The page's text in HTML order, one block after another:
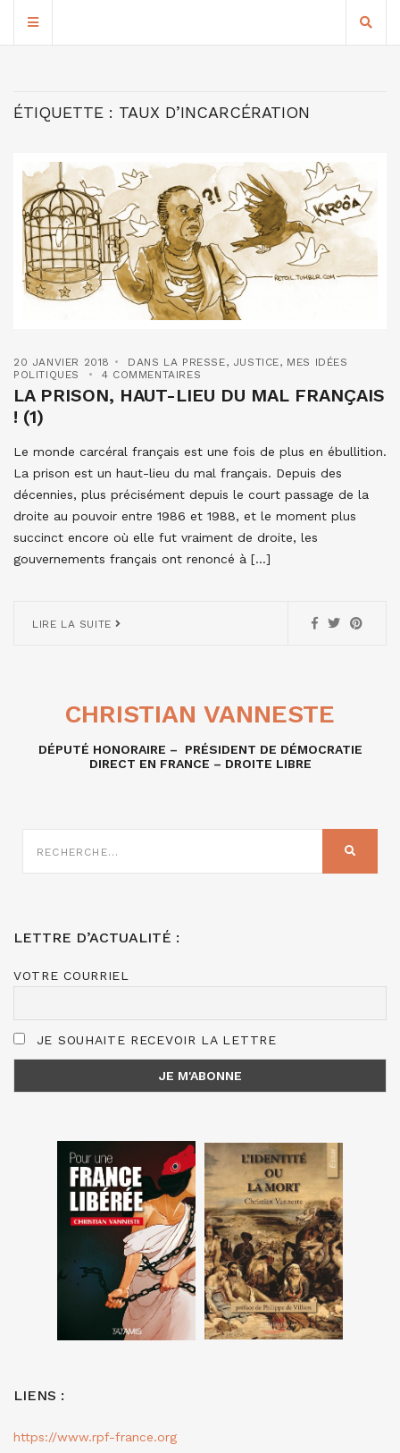
ÉTIQUETTE : TAUX D’INCARCÉRATION
20 JANVIER 2018 DANS LA PRESSE, JUSTICE, MES IDÉES
POLITIQUES
4 COMMENTAIRES
LA PRISON, HAUT-LIEU DU MAL FRANÇAIS
! (1)
Le monde carcéral français est une fois de plus en ébullition.
La prison est un haut-lieu du mal français. Depuis des
décennies, plus précisément depuis le court passage de la
droite au pouvoir entre 1986 et 1988, et le moment plus
succinct encore où elle fut vraiment de droite, les
gouvernements français ont renoncé à […]
LIRE LA SUITE
CHRISTIAN VANNESTE
DÉPUTÉ HONORAIRE – PRÉSIDENT DE DÉMOCRATIE
DIRECT EN FRANCE – DROITE LIBRE
SUR
LETTRE D’ACTUALITÉ :
VOTRE COURRIEL
JE SOUHAITE RECEVOIR LA LETTRE
LIENS :
https://www.rpf-france.org